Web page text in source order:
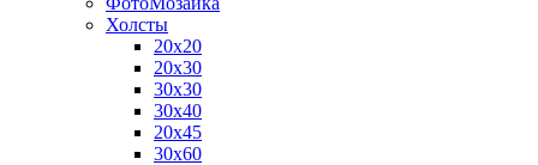
Холсты
20х20
20х30
30х30
30х40
20х45
30х60